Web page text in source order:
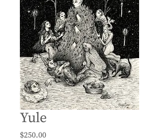
Yule
$250.00Precio